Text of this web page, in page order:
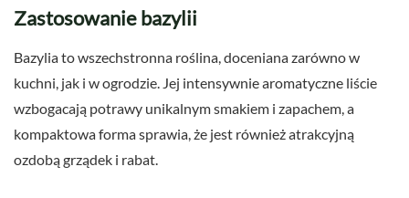
Zastosowanie bazylii
Bazylia to wszechstronna roślina, doceniana zarówno w
kuchni, jak i w ogrodzie. Jej intensywnie aromatyczne liście
wzbogacają potrawy unikalnym smakiem i zapachem, a
kompaktowa forma sprawia, że jest również atrakcyjną
ozdobą grządek i rabat.